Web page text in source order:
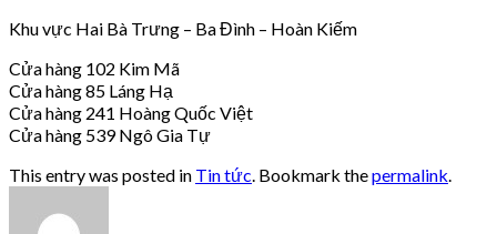
Khu vực Hai Bà Trưng – Ba Đình – Hoàn Kiếm
Cửa hàng 102 Kim Mã
Cửa hàng 85 Láng Hạ
Cửa hàng 241 Hoàng Quốc Việt
Cửa hàng 539 Ngô Gia Tự
This entry was posted in Tin tức . Bookmark thepermalink